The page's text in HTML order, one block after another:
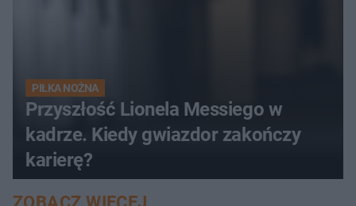
PIŁKA NOŻNA
Przyszłość Lionela Messiego w
kadrze. Kiedy gwiazdor zakończy
karierę?